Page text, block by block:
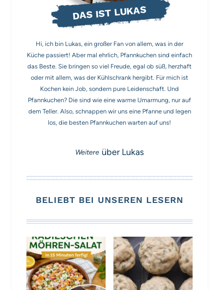
DAS IST LUKAS
Hi, ich bin Lukas, ein großer Fan von allem, was in der
Küche passiert! Aber mal ehrlich, Pfannkuchen sind einfach
das Beste. Sie bringen so viel Freude, egal ob süß, herzhaft
oder mit allem, was der Kühlschrank hergibt. Für mich ist
Kochen kein Job, sondern pure Leidenschaft. Und
Pfannkuchen? Die sind wie eine warme Umarmung, nur auf
dem Teller. Also, schnappen wir uns eine Pfanne und legen
los, die besten Pfannkuchen warten auf uns!
über Lukas
BELIEBT BEI UNSEREN LESERN